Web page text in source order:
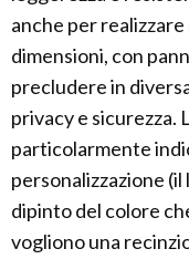
anche per
dimensioni, con
precludere in
privacy e sicurezza.
particolarmente
personalizzazione
dipinto del colore
vogliono una